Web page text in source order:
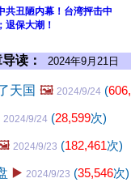
共丑陋内幕！台湾抨击中
退保大潮！
读： 2024年9月21日
天国 🖼️ 2024/9/24 (
2024/9/24 (28,599次)
2024/9/23 (182,461次)
▶️ 2024/9/23 (35,546次)